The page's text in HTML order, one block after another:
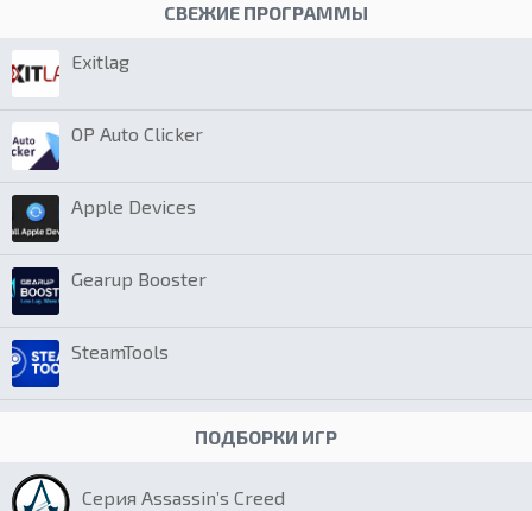
СВЕЖИЕ ПРОГРАММЫ
Exitlag
OP Auto Clicker
Apple Devices
Gearup Booster
SteamTools
ПОДБОРКИ ИГР
Серия Assassin’s Creed